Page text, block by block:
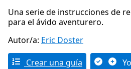
Una serie de instrucciones de
para el ávido aventurero.
Autor/a: Eric Doster
Crear una guía